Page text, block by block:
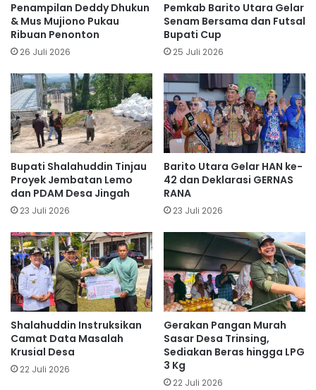
Penampilan Deddy Dhukun
& Mus Mujiono Pukau
Ribuan Penonton
26 Juli 2026
Pemkab Barito Utara Gelar
Senam Bersama dan Futsal
Bupati Cup
25 Juli 2026
Bupati Shalahuddin Tinjau
Proyek Jembatan Lemo
dan PDAM Desa Jingah
23 Juli 2026
Barito Utara Gelar HAN ke-
42 dan Deklarasi GERNAS
RANA
23 Juli 2026
Shalahuddin Instruksikan
Camat Data Masalah
Krusial Desa
22 Juli 2026
Gerakan Pangan Murah
Sasar Desa Trinsing,
Sediakan Beras hingga LPG
3 Kg
22 Juli 2026